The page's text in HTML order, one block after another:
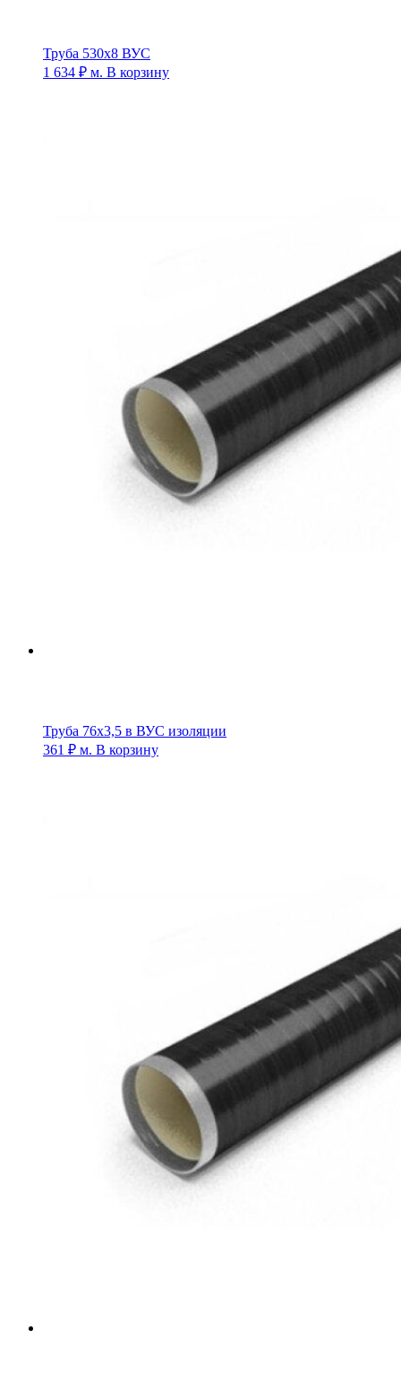
Труба 530х8 ВУС
1 634 ₽ м. В корзину
Труба 76х3,5 в ВУС изоляции
361 ₽ м. В корзину